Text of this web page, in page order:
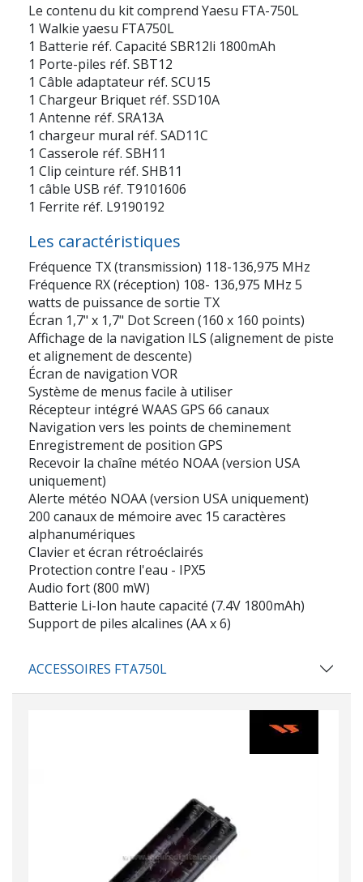
Le contenu du kit comprend Yaesu FTA-750L
1 Walkie yaesu FTA750L
1 Batterie réf. Capacité SBR12li 1800mAh
1 Porte-piles réf. SBT12
1 Câble adaptateur réf. SCU15
1 Chargeur Briquet réf. SSD10A
1 Antenne réf. SRA13A
1 chargeur mural réf. SAD11C
1 Casserole réf. SBH11
1 Clip ceinture réf. SHB11
1 câble USB réf. T9101606
1 Ferrite réf. L9190192
Les caractéristiques
Fréquence TX (transmission) 118-136,975 MHz
Fréquence RX (réception) 108- 136,975 MHz 5
watts de puissance de sortie TX
Écran 1,7" x 1,7" Dot Screen (160 x 160 points)
Affichage de la navigation ILS (alignement de piste
et alignement de descente)
Écran de navigation VOR
Système de menus facile à utiliser
Récepteur intégré WAAS GPS 66 canaux
Navigation vers les points de cheminement
Enregistrement de position GPS
Recevoir la chaîne météo NOAA (version USA
uniquement)
Alerte météo NOAA (version USA uniquement)
200 canaux de mémoire avec 15 caractères
alphanumériques
Clavier et écran rétroéclairés
Protection contre l'eau - IPX5
Audio fort (800 mW)
Batterie Li-Ion haute capacité (7.4V 1800mAh)
Support de piles alcalines (AA x 6)
ACCESSOIRES FTA750L